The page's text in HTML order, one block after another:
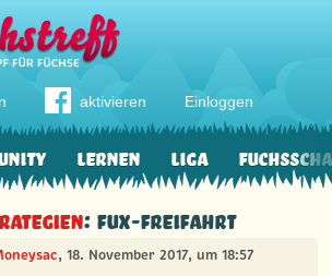
aktivieren Einloggen
Lernen Liga
: Fux-Freifahrt
, 18. November 2017, um 18:57